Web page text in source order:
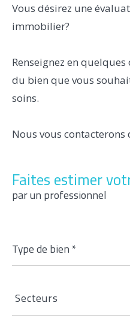
Vous désirez une
immobilier?
Renseignez en
du bien que vous
soins.
Nous vous
Faites estimer
par un professionnel
de
bien
Type de bien *
Secteurs
AFFINER
Parking